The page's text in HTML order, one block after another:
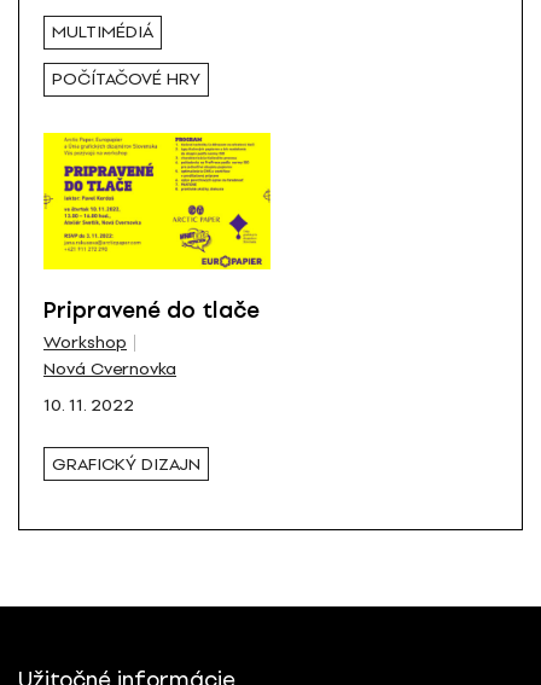
MULTIMÉDIÁ
POČÍTAČOVÉ HRY
Pripravené do tlače
Workshop
Nová Cvernovka
10. 11. 2022
GRAFICKÝ DIZAJN
Užitočné informácie